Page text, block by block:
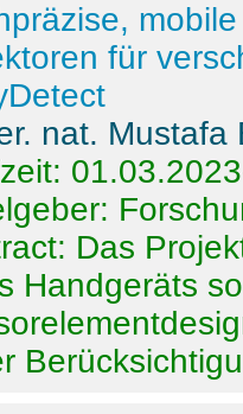
für
nat. Mustafa
Das
Handgeräts